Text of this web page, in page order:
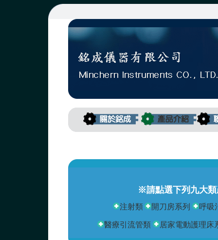
※請點選下列九大
注射類 開刀房系列 呼吸
醫療引流管類 居家電動護理床